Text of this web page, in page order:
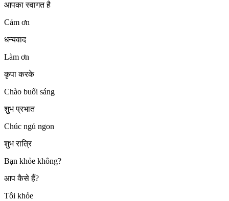
आपका स्वागत है
Cảm ơn
धन्यवाद
Làm ơn
कृपा करके
Chào buổi sáng
शुभ प्रभात
Chúc ngủ ngon
शुभ रात्रि
Bạn khỏe không?
आप कैसे हैं?
Tôi khỏe